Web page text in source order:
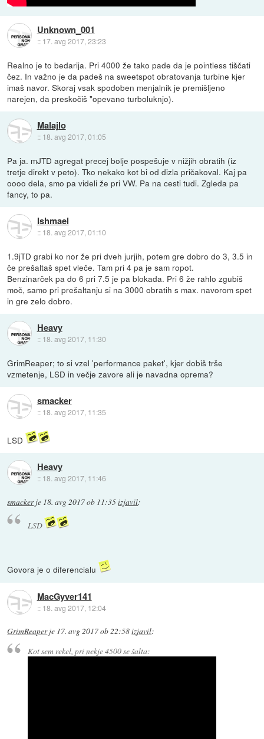
Unknown_001
:: 17. avg 2017, 23:23
Realno je to bedarija. Pri 4000 že tako pade da je pointless tiščati
čez. In važno je da padeš na sweetspot obratovanja turbine kjer
imaš navor. Skoraj vsak spodoben menjalnik je premišljeno
narejen, da preskočiš "opevano turboluknjo).
Malajlo
:: 18. avg 2017, 01:05
Pa ja. mJTD agregat precej bolje pospešuje v nižjih obratih (iz
tretje direkt v peto). Tko nekako kot bi od dizla pričakoval. Kaj pa
oooo dela, smo pa videli že pri VW. Pa na cesti tudi. Zgleda pa
fancy, to pa.
Ishmael
:: 18. avg 2017, 01:10
1.9jTD grabi ko nor že pri dveh jurjih, potem gre dobro do 3, 3.5 in
če prešaltaš spet vleče. Tam pri 4 pa je sam ropot.
Benzinarček pa do 6 pri 7.5 je pa blokada. Pri 6 že rahlo zgubiš
moč, samo pri prešaltanju si na 3000 obratih s max. navorom spet
in gre zelo dobro.
Heavy
:: 18. avg 2017, 11:30
GrimReaper; to si vzel 'performance paket', kjer dobiš trše
vzmetenje, LSD in večje zavore ali je navadna oprema?
smacker
:: 18. avg 2017, 11:35
LSD
Heavy
:: 18. avg 2017, 11:46
smackerje 18. avg 2017 ob 11:35izjavil:
LSD
Govora je o diferencialu
MacGyver141
:: 18. avg 2017, 12:04
GrimReaperje 17. avg 2017 ob 22:58izjavil:
Kot sem rekel, pri nekje 4500 se šalta: